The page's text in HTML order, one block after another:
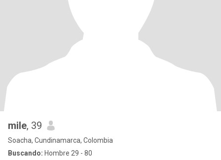
mile, 39
Soacha, Cundinamarca, Colombia
Buscando: Hombre 29 - 80